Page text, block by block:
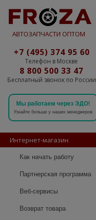
АВТОЗАПЧАСТИ ОПТОМ
+7 (495) 374 95 60
Телефон в Москве
8 800 500 33 47
Бесплатный звонок по России
Мы работаем через ЭДО!
Узнайте больше у наших менеджеров
Интернет-магазин
Как начать работу
Партнерская программа
Веб-сервисы
Возврат товара